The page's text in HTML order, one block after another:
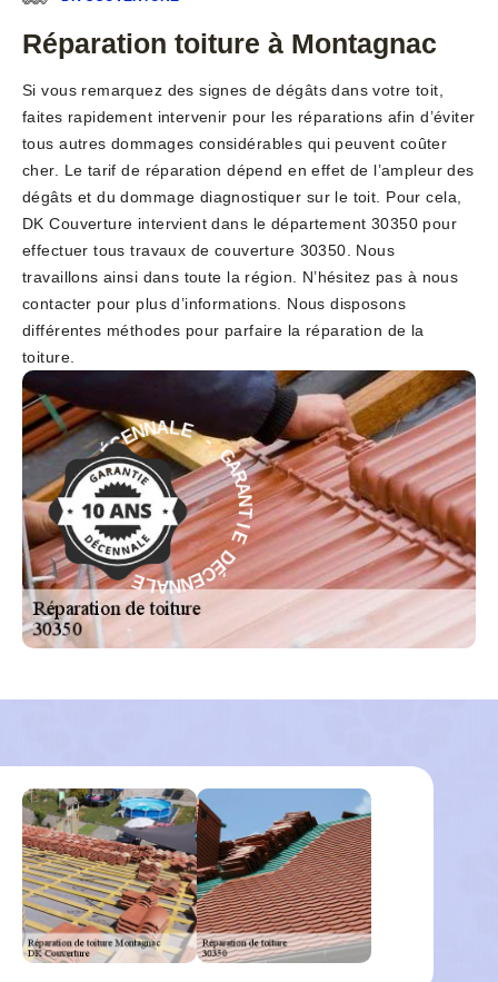
Réparation toiture à Montagnac
Si vous remarquez des signes de dégâts dans votre toit,
faites rapidement intervenir pour les réparations afin d’éviter
tous autres dommages considérables qui peuvent coûter
cher. Le tarif de réparation dépend en effet de l’ampleur des
dégâts et du dommage diagnostiquer sur le toit. Pour cela,
DK Couverture intervient dans le département 30350 pour
effectuer tous travaux de couverture 30350. Nous
travaillons ainsi dans toute la région. N’hésitez pas à nous
contacter pour plus d’informations. Nous disposons
différentes méthodes pour parfaire la réparation de la
toiture.
G
A
R
A
N
T
I
E
D
É
C
E
N
NALE - GAR
A
N
T
I
E
D
É
C
E
N
N
A
L
E
-